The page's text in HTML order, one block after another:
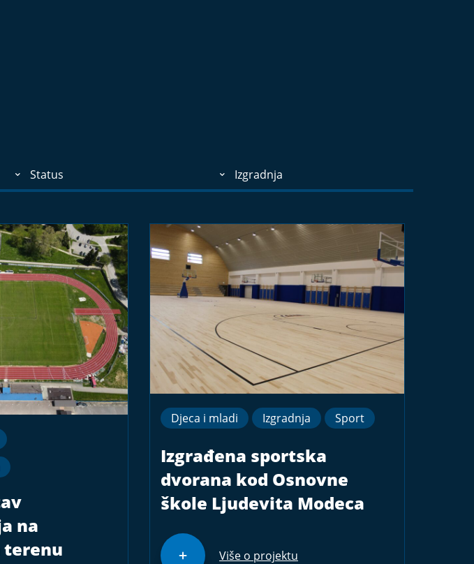
Status Izgradnja
na
terenu
Djeca i mladi Izgradnja Sport
Izgrađena sportska
dvorana kod Osnovne
škole Ljudevita Modeca
Više o projektu